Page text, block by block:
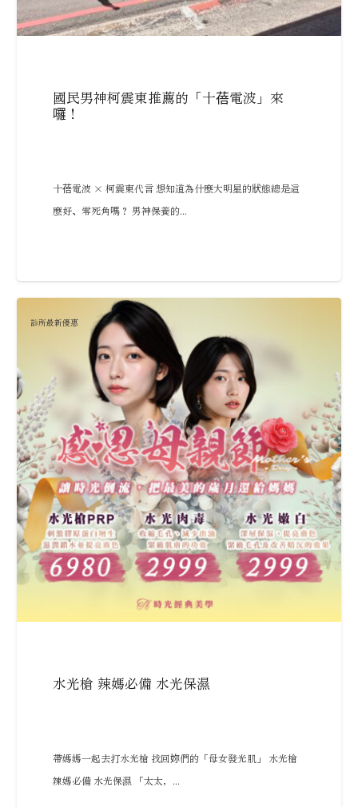
國民男神柯震東推薦的「十蓓電波」來
囉！
十蓓電波 × 柯震東代言 想知道為什麼大明星的狀態總是這
麼好、零死角嗎？ 男神保養的...
診所最新優惠
水光槍 辣媽必備 水光保濕
帶媽媽一起去打水光槍 找回妳們的「母女發光肌」 水光槍
辣媽必備 水光保濕 「太太，...